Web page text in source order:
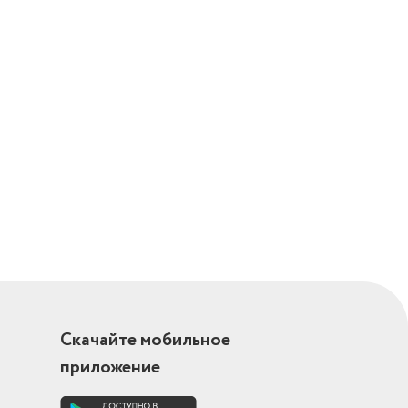
Скачайте мобильное
приложение